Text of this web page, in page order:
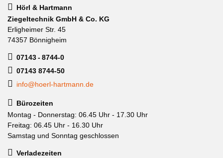
Hörl & Hartmann
Ziegeltechnik GmbH & Co. KG
Erligheimer Str. 45
74357 Bönnigheim
07143 - 8744-0
07143 8744-50
info@hoerl-hartmann.de
Bürozeiten
Montag - Donnerstag: 06.45 Uhr - 17.30 Uhr
Freitag: 06.45 Uhr - 16.30 Uhr
Samstag und Sonntag geschlossen
Verladezeiten